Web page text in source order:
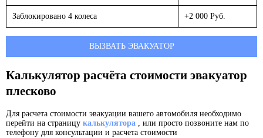
Заблокировано 4 колеса +2 000 Руб.
ВЫЗВАТЬ ЭВАКУАТОР
Калькулятор расчёта стоимости эвакуатор
плесково
Для расчета стоимости эвакуации вашего автомобиля необходимо
перейти на страницу калькулятора , или просто позвоните нам по
телефону для консультации и расчета стоимости